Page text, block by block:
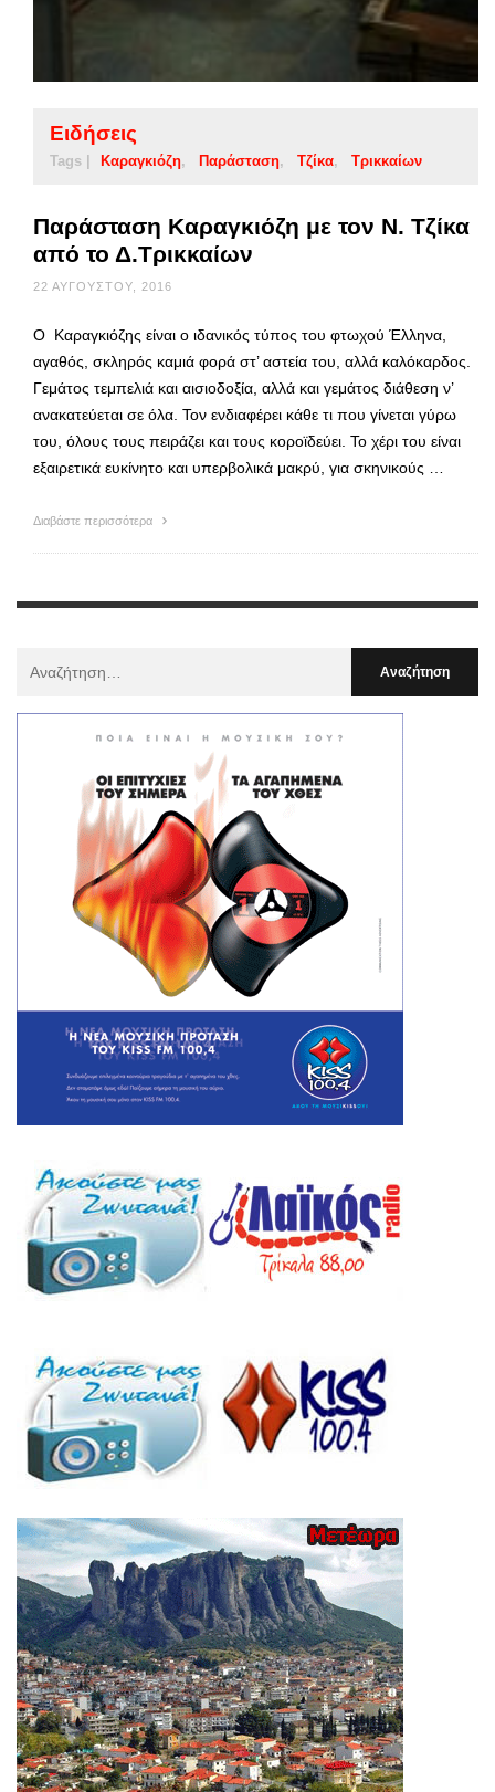
Ειδήσεις
Tags | Kαραγκιόζη Παράσταση Τζίκα Τρικκαίων
Παράσταση Kαραγκιόζη με τον Ν. Τζίκα
από το Δ.Τρικκαίων
22 ΑΥΓΟΎΣΤΟΥ, 2016
Ο Καραγκιόζης είναι ο ιδανικός τύπος του φτωχού Έλληνα,
αγαθός, σκληρός καμιά φορά στ’ αστεία του, αλλά καλόκαρδος.
Γεμάτος τεμπελιά και αισιοδοξία, αλλά και γεμάτος διάθεση ν’
ανακατεύεται σε όλα. Τον ενδιαφέρει κάθε τι που γίνεται γύρω
του, όλους τους πειράζει και τους κοροϊδεύει. Το χέρι του είναι
εξαιρετικά ευκίνητο και υπερβολικά μακρύ, για σκηνικούς …
Διαβάστε περισσότερα
: